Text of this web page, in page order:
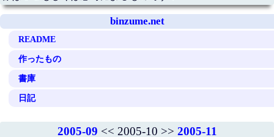
binzume.net
README
作ったもの
書庫
日記
2005-09 << 2005-10 >> 2005-11